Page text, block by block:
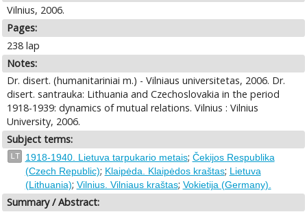
Vilnius, 2006.
Pages:
238 lap
Notes:
Dr. disert. (humanitariniai m.) - Vilniaus universitetas, 2006. Dr.
disert. santrauka: Lithuania and Czechoslovakia in the period
1918-1939: dynamics of mutual relations. Vilnius : Vilnius
University, 2006.
Subject terms:
LT 1918-1940. Lietuva tarpukario metais; Čekijos Respublika
(Czech Republic); Klaipėda. Klaipėdos kraštas; Lietuva
(Lithuania); Vilnius. Vilniaus kraštas; Vokietija (Germany).
Summary / Abstract: